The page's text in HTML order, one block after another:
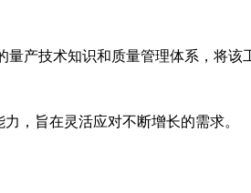
产技术知识和质量管理体系，将该
，旨在灵活应对不断增长的需求。